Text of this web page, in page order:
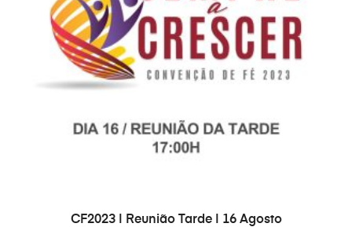
ДОДАТИ В КОШИК
CF2023 | Reunião Tarde | 16 Agosto